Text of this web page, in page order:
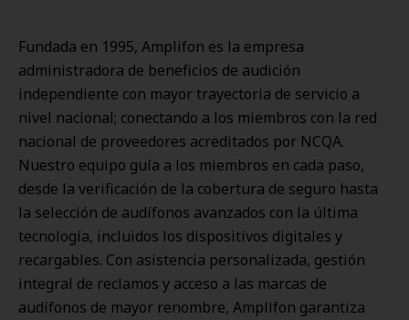
Fundada en 1995, Amplifon es la empresa
administradora de beneficios de audición
independiente con mayor trayectoria de servicio a
nivel nacional; conectando a los miembros con la red
nacional de proveedores acreditados por NCQA.
Nuestro equipo guía a los miembros en cada paso,
desde la verificación de la cobertura de seguro hasta
la selección de audífonos avanzados con la última
tecnología, incluidos los dispositivos digitales y
recargables. Con asistencia personalizada, gestión
integral de reclamos y acceso a las marcas de
audífonos de mayor renombre, Amplifon garantiza